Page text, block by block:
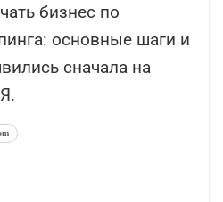
бизнес по
основные шаги и
сначала на